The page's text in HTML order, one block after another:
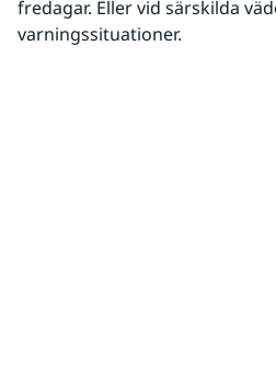
fredagar. Eller vid särskilda
varningssituationer.